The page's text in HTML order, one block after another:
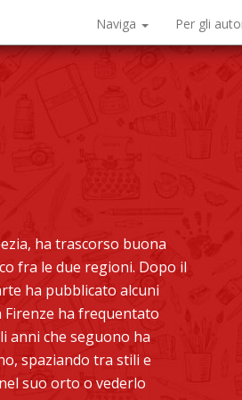
Naviga Per gli
ha trascorso buona
fra le due regioni. Dopo il
ha pubblicato alcuni
Firenze ha frequentato
anni che seguono ha
spaziando tra stili e
suo orto o vederlo